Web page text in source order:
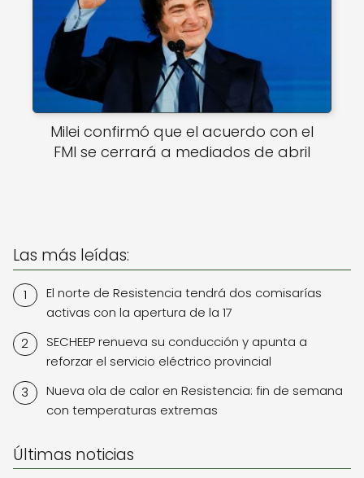
Milei confirmó que el acuerdo con el
FMI se cerrará a mediados de abril
Las más leídas:
El norte de Resistencia tendrá dos comisarías
activas con la apertura de la 17
SECHEEP renueva su conducción y apunta a
reforzar el servicio eléctrico provincial
Nueva ola de calor en Resistencia: fin de semana
con temperaturas extremas
Últimas noticias